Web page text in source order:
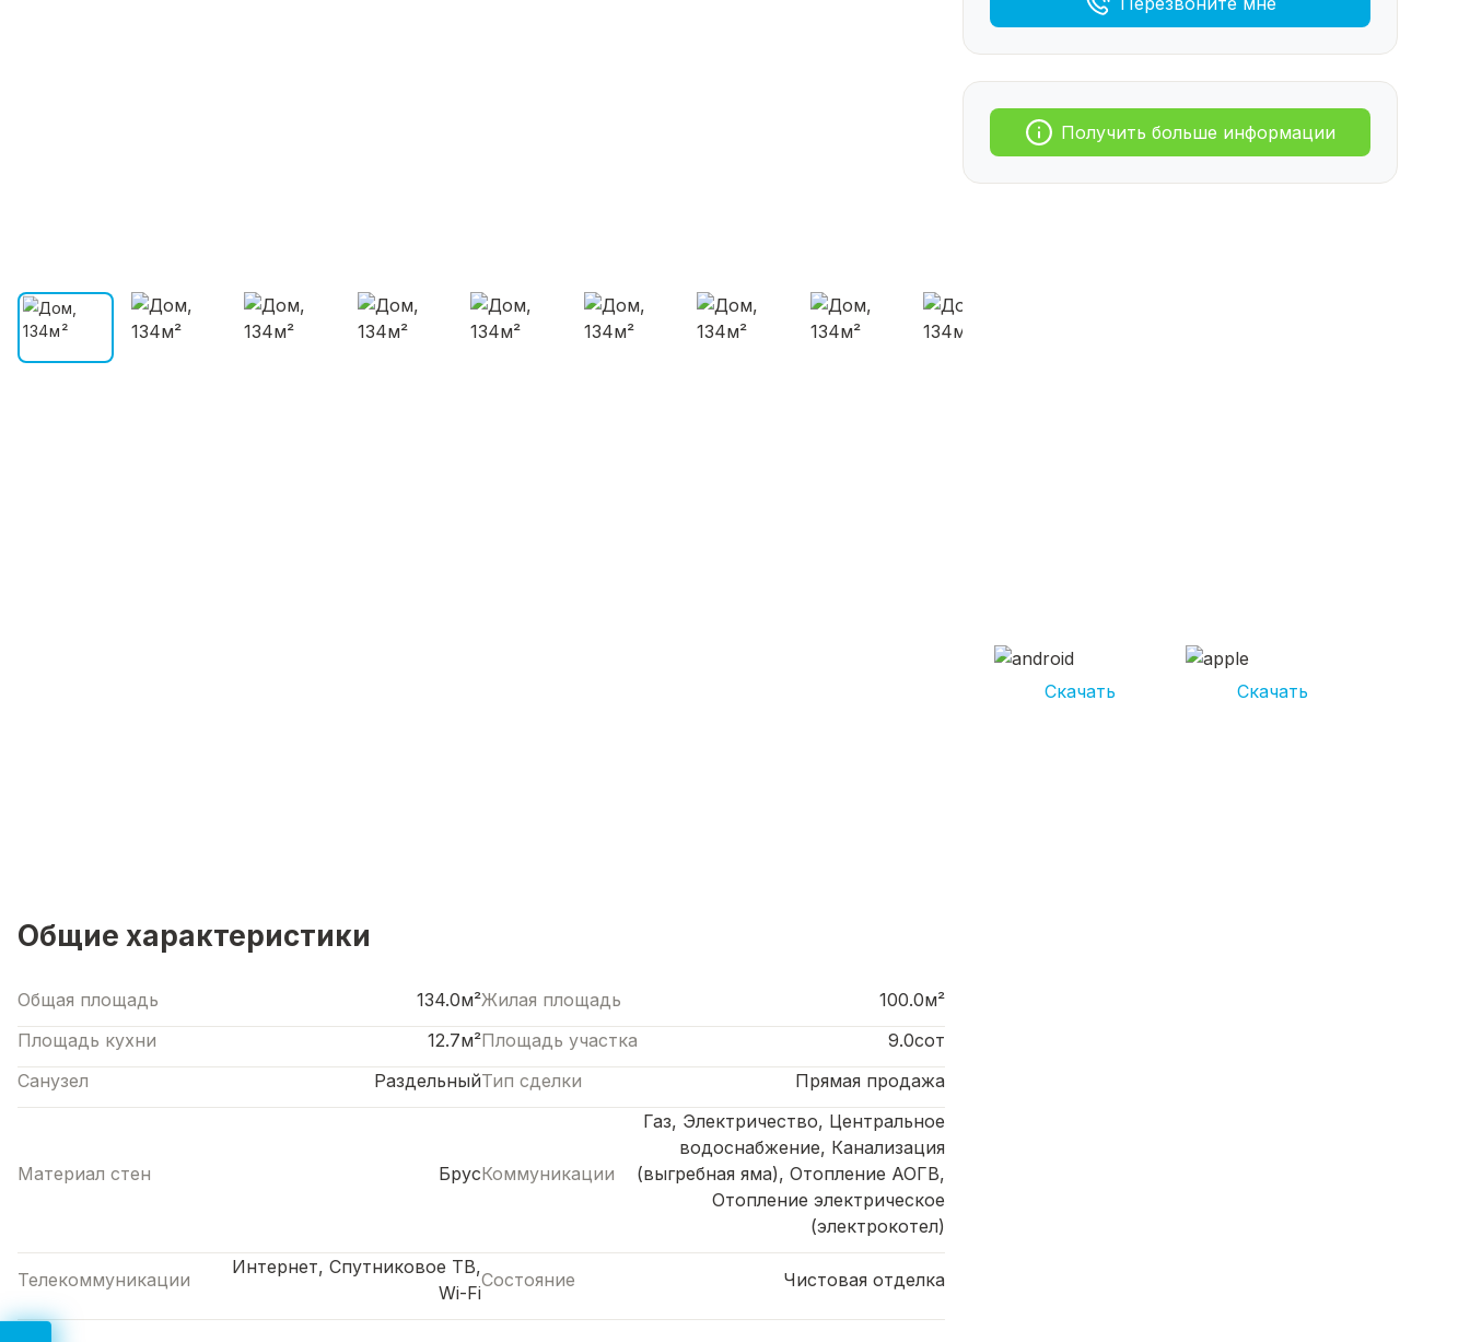
Получить больше информации
Скачать Скачать
Общие характеристики
Общая площадь 134.0м²Жилая площадь
100.0м²
Площадь кухни
12.7м²Площадь участка
9.0сот
Санузел
РаздельныйТип сделки Прямая продажа
Материал стен БрусКоммуникации
Газ, Электричество, Центральное
водоснабжение, Канализация
(выгребная яма), Отопление АОГВ,
Отопление электрическое
(электрокотел)
Телекоммуникации
Интернет, Спутниковое ТВ,
Wi-Fi
Состояние Чистовая отделка